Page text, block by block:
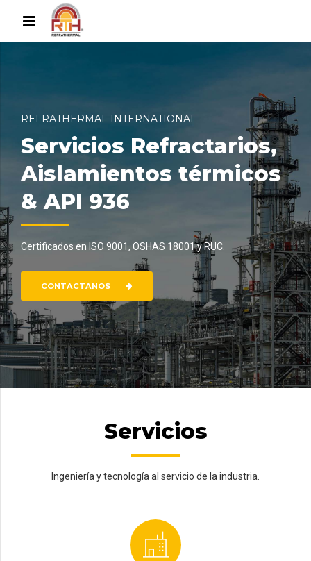
REFRATHERMAL INTERNATIONAL
Servicios Refractarios,
Aislamientos térmicos
& API 936
Certificados en ISO 9001, OSHAS 18001 y RUC.
CONTACTANOS
Servicios
Ingeniería y tecnología al servicio de la industria.